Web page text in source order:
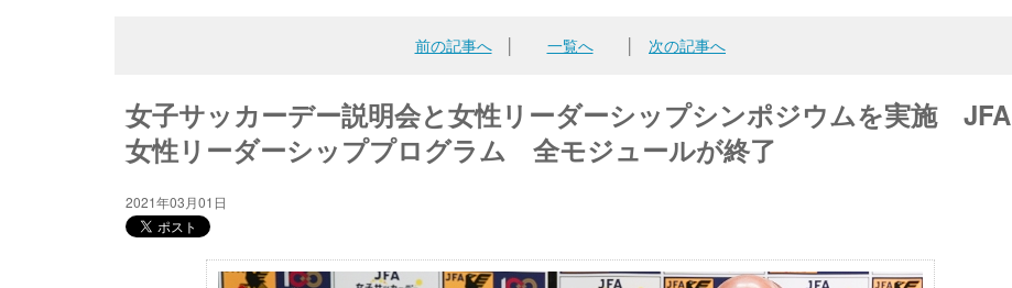
前の記事へ│ 一覧へ 次の記事へ
女子サッカーデー説明会と女性リーダーシップシンポジウムを実施 JFA
女性リーダーシッププログラム 全モジュールが終了
2021年03月01日